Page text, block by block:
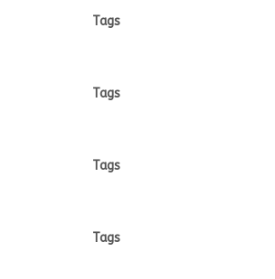
Tags
Tags
Tags
Tags